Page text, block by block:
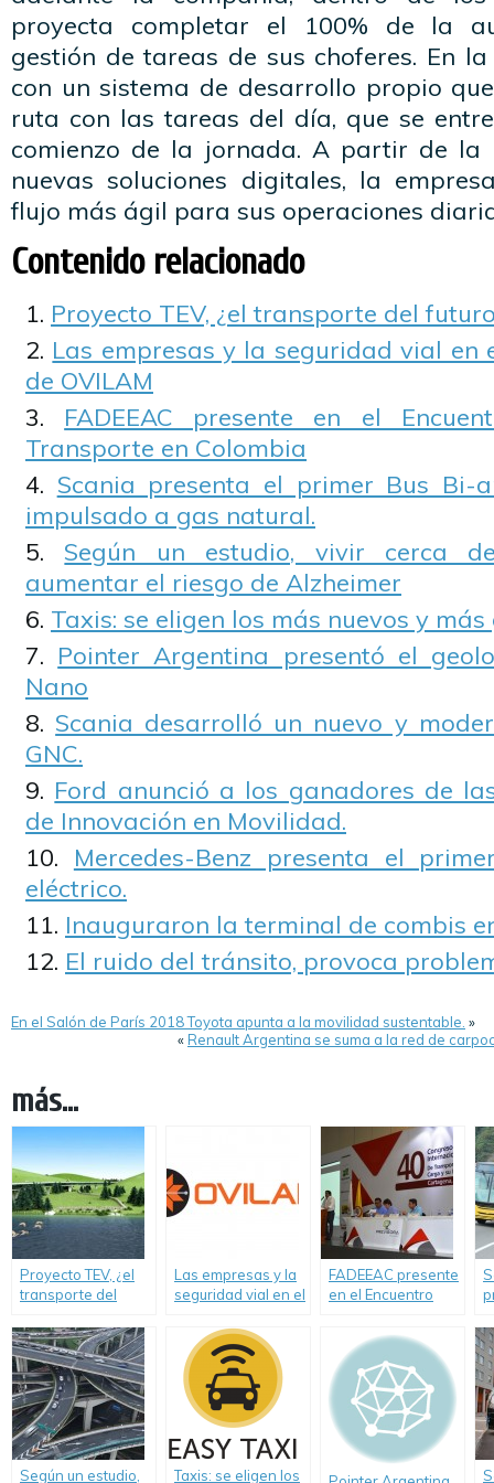
proyecta completar el 100% de la
gestión de tareas de sus choferes. En
con un sistema de desarrollo propio
ruta con las tareas del día, que se
comienzo de la jornada. A partir de la
nuevas soluciones digitales, la
flujo más ágil para sus operaciones
Contenido relacionado
Proyecto TEV, ¿el transporte del
Las empresas y la seguridad vial en
de OVILAM
FADEEAC presente en el
Transporte en Colombia
Scania presenta el primer Bus Bi-
impulsado a gas natural.
Según un estudio, vivir cerca
aumentar el riesgo de Alzheimer
Taxis: se eligen los más nuevos y
Pointer Argentina presentó el
Nano
Scania desarrolló un nuevo y
GNC.
Ford anunció a los ganadores de
de Innovación en Movilidad.
Mercedes-Benz presenta el
eléctrico.
Inauguraron la terminal de combis
El ruido del tránsito, provoca
En el Salón de París 2018 Toyota apunta a la movilidad sustentable. »
«Renault Argentina se suma a la red de
más...
Proyecto TEV, ¿el
transporte del
Las empresas y la
seguridad vial en el
de OVILAM
FADEEAC presente
en el Encuentro
Transporte en
Colombia
Según un estudio,
Taxis: se eligen los